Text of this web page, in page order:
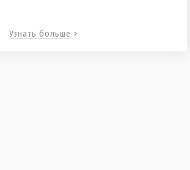
Узнать больше >